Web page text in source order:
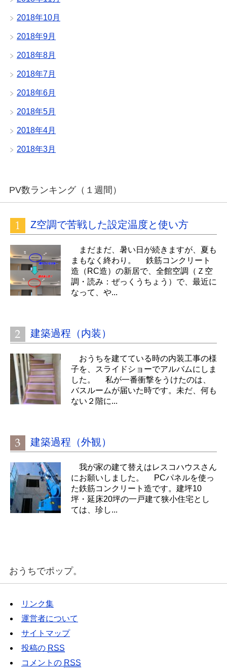
2018年10月
2018年9月
2018年8月
2018年7月
2018年6月
2018年5月
2018年4月
2018年3月
PV数ランキング（１週間）
Z空調で苦戦した設定温度と使い方
まだまだ、暑い日が続きますが、夏も
まもなく終わり。 鉄筋コンクリート
造（RC造）の新居で、全館空調（Ｚ空
調・読み：ぜっくうちょう）で、最近に
なって、や...
建築過程（内装）
おうちを建てている時の内装工事の様
子を、スライドショーでアルバムにしま
した。 私が一番衝撃をうけたのは、
バスルームが届いた時です。未だ、何も
ない２階に...
建築過程（外観）
我が家の建て替えはレスコハウスさん
にお願いしました。 PCパネルを使っ
た鉄筋コンクリート造です。建坪10
坪・延床20坪の一戸建て狭小住宅とし
ては、珍し...
おうちでポップ。
リンク集
運営者について
サイトマップ
投稿の RSS
コメントの RSS